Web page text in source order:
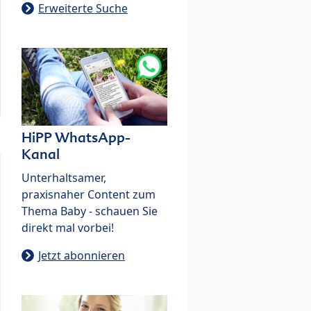
Erweiterte Suche
HiPP WhatsApp-
Kanal
Unterhaltsamer,
praxisnaher Content zum
Thema Baby - schauen Sie
direkt mal vorbei!
Jetzt abonnieren